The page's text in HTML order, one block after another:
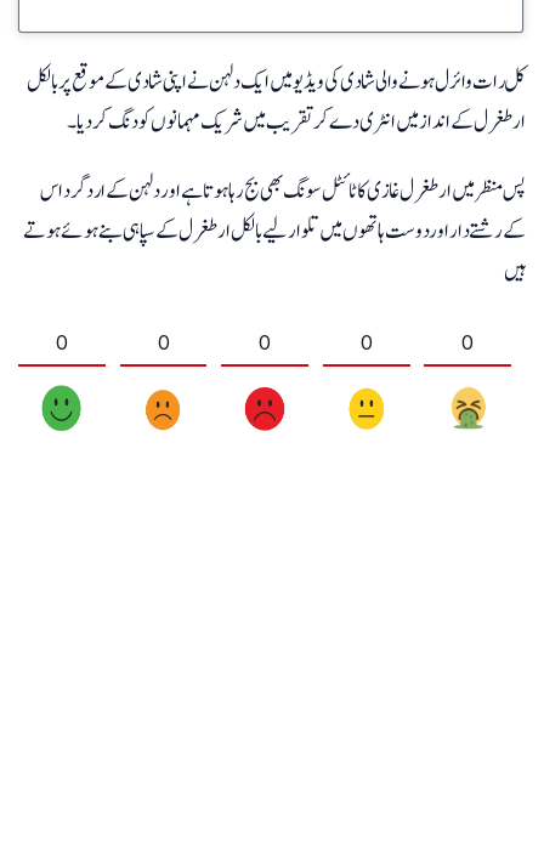
کل رات وائرل ہونے والی شادی کی ویڈیو میں ایک دلہن نے اپنی شادی کے موقع پر بالکل
ارطغرل کے انداز میں انٹری دے کر تقریب میں شریک مہمانوں کو دنگ کردیا۔
پس منظر میں ارطغرل غازی کا ٹائٹل سونگ بھی بج رہا ہوتا ہے اور دلہن کے ارد گرد اس
کے رشتے دار اور دوست ہاتھوں میں تلوار لیے بالکل ارطغرل کے سپاہی بنے ہوئے ہوتے
ہیں
0 0 0 0 0